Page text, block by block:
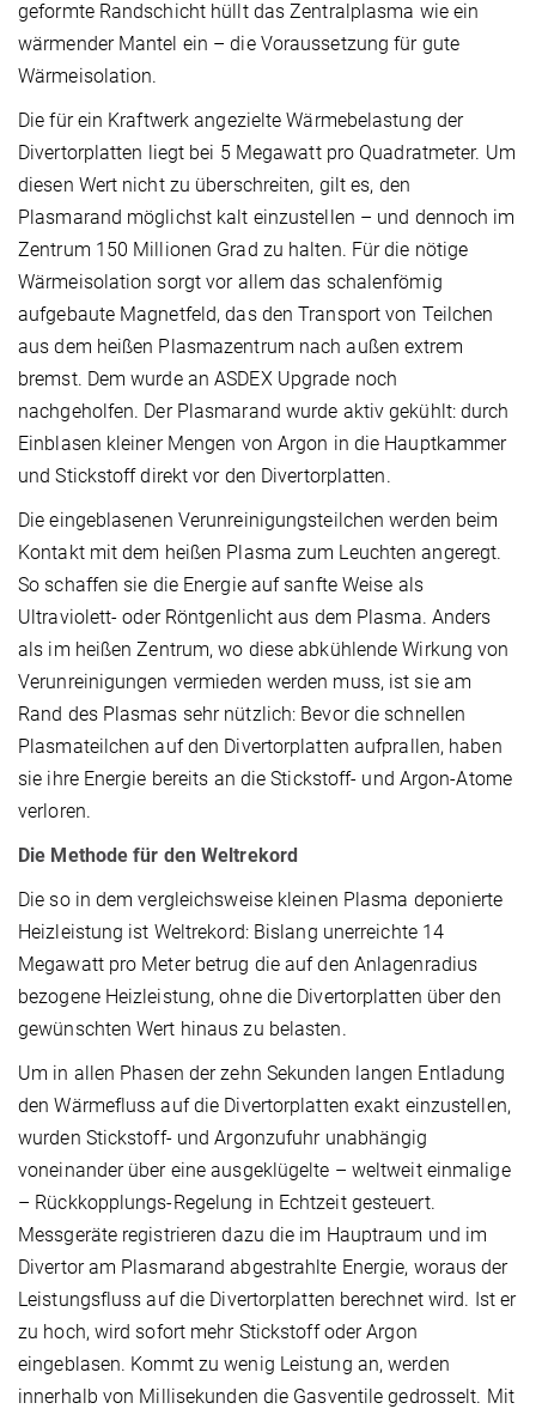
geformte Randschicht hüllt das Zentralplasma wie ein
wärmender Mantel ein – die Voraussetzung für gute
Wärmeisolation.
Die für ein Kraftwerk angezielte Wärmebelastung der
Divertorplatten liegt bei 5 Megawatt pro Quadratmeter. Um
diesen Wert nicht zu überschreiten, gilt es, den
Plasmarand möglichst kalt einzustellen – und dennoch im
Zentrum 150 Millionen Grad zu halten. Für die nötige
Wärmeisolation sorgt vor allem das schalenfömig
aufgebaute Magnetfeld, das den Transport von Teilchen
aus dem heißen Plasmazentrum nach außen extrem
bremst. Dem wurde an ASDEX Upgrade noch
nachgeholfen. Der Plasmarand wurde aktiv gekühlt: durch
Einblasen kleiner Mengen von Argon in die Hauptkammer
und Stickstoff direkt vor den Divertorplatten.
Die eingeblasenen Verunreinigungsteilchen werden beim
Kontakt mit dem heißen Plasma zum Leuchten angeregt.
So schaffen sie die Energie auf sanfte Weise als
Ultraviolett- oder Röntgenlicht aus dem Plasma. Anders
als im heißen Zentrum, wo diese abkühlende Wirkung von
Verunreinigungen vermieden werden muss, ist sie am
Rand des Plasmas sehr nützlich: Bevor die schnellen
Plasmateilchen auf den Divertorplatten aufprallen, haben
sie ihre Energie bereits an die Stickstoff- und Argon-Atome
verloren.
Die Methode für den Weltrekord
Die so in dem vergleichsweise kleinen Plasma deponierte
Heizleistung ist Weltrekord: Bislang unerreichte 14
Megawatt pro Meter betrug die auf den Anlagenradius
bezogene Heizleistung, ohne die Divertorplatten über den
gewünschten Wert hinaus zu belasten.
Um in allen Phasen der zehn Sekunden langen Entladung
den Wärmefluss auf die Divertorplatten exakt einzustellen,
wurden Stickstoff- und Argonzufuhr unabhängig
voneinander über eine ausgeklügelte – weltweit einmalige
– Rückkopplungs-Regelung in Echtzeit gesteuert.
Messgeräte registrieren dazu die im Hauptraum und im
Divertor am Plasmarand abgestrahlte Energie, woraus der
Leistungsfluss auf die Divertorplatten berechnet wird. Ist er
zu hoch, wird sofort mehr Stickstoff oder Argon
eingeblasen. Kommt zu wenig Leistung an, werden
innerhalb von Millisekunden die Gasventile gedrosselt. Mit